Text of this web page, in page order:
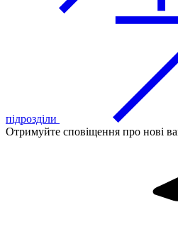
підрозділи
Отримуйте сповіщення про нові